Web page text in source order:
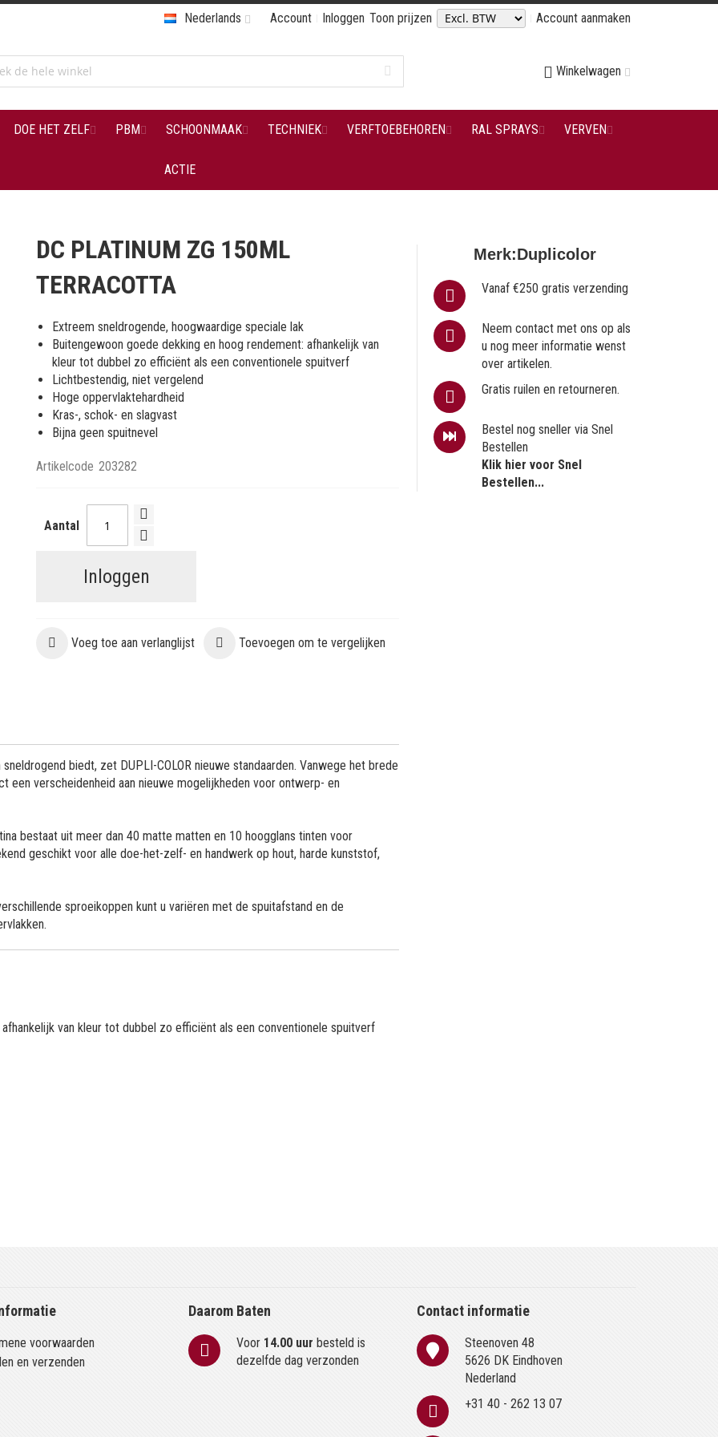
Account Inloggen Toon prijzen Account aanmaken
Nederlands
Winkelwagen
DOE HET ZELF PBM SCHOONMAAK TECHNIEK VERFTOEBEHOREN RAL SPRAYS VERVEN
ACTIE
DC PLATINUM ZG 150ML
TERRACOTTA
Extreem sneldrogende, hoogwaardige speciale lak
Buitengewoon goede dekking en hoog rendement: afhankelijk van
kleur tot dubbel zo efficiënt als een conventionele spuitverf
Lichtbestendig, niet vergelend
Hoge oppervlaktehardheid
Kras-, schok- en slagvast
Bijna geen spuitnevel
Artikelcode 203282
Aantal
Inloggen
Voeg toe aan verlanglijst Toevoegen om te vergelijken
Merk:Duplicolor
Vanaf €250 gratis verzending
Neem contact met ons op als
u nog meer informatie wenst
over artikelen.
Gratis ruilen en retourneren.
Bestel nog sneller via Snel
Bestellen
Klik hier voor Snel
Bestellen...
biedt, zet DUPLI-COLOR nieuwe standaarden. Vanwege het brede
verscheidenheid aan nieuwe mogelijkheden voor ontwerp- en
bestaat uit meer dan 40 matte matten en 10 hoogglans tinten voor
geschikt voor alle doe-het-zelf- en handwerk op hout, harde kunststof,
sproeikoppen kunt u variëren met de spuitafstand en de
van kleur tot dubbel zo efficiënt als een conventionele spuitverf
voorwaarden
en verzenden
Daarom Baten
Voor 14.00 uur besteld is
dezelfde dag verzonden
Contact informatie
Steenoven 48
5626 DK Eindhoven
Nederland
+31 40 - 262 13 07